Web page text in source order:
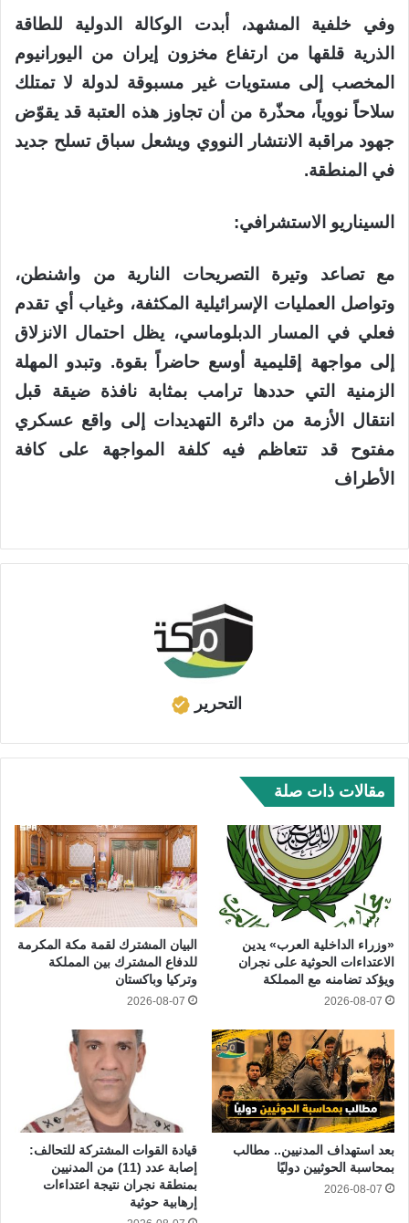
وفي خلفية المشهد، أبدت الوكالة الدولية للطاقة
الذرية قلقها من ارتفاع مخزون إيران من اليورانيوم
المخصب إلى مستويات غير مسبوقة لدولة لا تمتلك
سلاحاً نووياً، محذّرة من أن تجاوز هذه العتبة قد يقوّض
جهود مراقبة الانتشار النووي ويشعل سباق تسلح جديد
في المنطقة.
السيناريو الاستشرافي:
مع تصاعد وتيرة التصريحات النارية من واشنطن،
وتواصل العمليات الإسرائيلية المكثفة، وغياب أي تقدم
فعلي في المسار الدبلوماسي، يظل احتمال الانزلاق
إلى مواجهة إقليمية أوسع حاضراً بقوة. وتبدو المهلة
الزمنية التي حددها ترامب بمثابة نافذة ضيقة قبل
انتقال الأزمة من دائرة التهديدات إلى واقع عسكري
مفتوح قد تتعاظم فيه كلفة المواجهة على كافة
الأطراف
التحرير
مقالات ذات صلة
«وزراء الداخلية العرب» يدين
الاعتداءات الحوثية على نجران
ويؤكد تضامنه مع المملكة
2026-08-07
البيان المشترك لقمة مكة المكرمة
للدفاع المشترك بين المملكة
وتركيا وباكستان
2026-08-07
بعد استهداف المدنيين.. مطالب
بمحاسبة الحوثيين دوليًا
2026-08-07
قيادة القوات المشتركة للتحالف:
إصابة عدد (11) من المدنيين
بمنطقة نجران نتيجة اعتداءات
إرهابية حوثية